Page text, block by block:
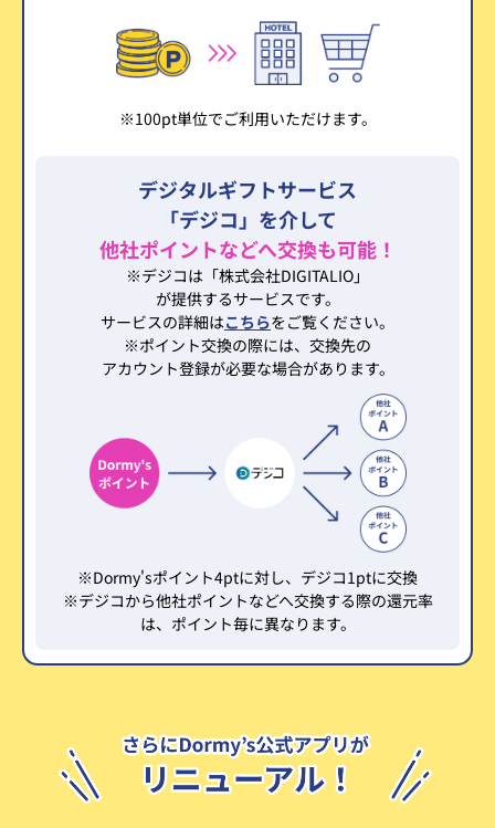
※100pt単位でご利用いただけます。
デジタルギフトサービス
「デジコ」を介して
他社ポイントなどへ交換も可能！
※デジコは「株式会社DIGITALIO」
が提供するサービスです。
サービスの詳細はこちらをご覧ください。
※ポイント交換の際には、交換先の
アカウント登録が必要な場合があります。
※Dormy'sポイント4ptに対し、デジコ1ptに交換
※デジコから他社ポイントなどへ交換する際の還元率
は、ポイント毎に異なります。